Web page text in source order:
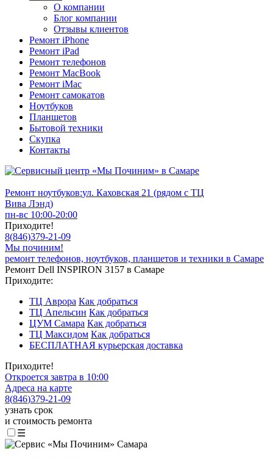
О компании
Блог компании
Отзывы клиентов
Ремонт iPhone
Ремонт iPad
Ремонт телефонов
Ремонт MacBook
Ремонт iMac
Ремонт самокатов
Ноутбуков
Планшетов
Бытовой техники
Скупка
Контакты
Ремонт ноутбуков:ул. Каховская 21 (рядом с ТЦ
Вива Лэнд)
пн-вс 10:00-20:00
Приходите!
8(846)379-21-09
Мы починим!
ремонт телефонов, ноутбуков, планшетов и техники в Самаре
Ремонт Dell INSPIRON 3157 в Самаре
Приходите:
ТЦ Аврора Как добраться
ТЦ Апельсин Как добраться
ЦУМ Самара Как добраться
ТЦ Максидом Как добраться
БЕСПЛАТНАЯ курьерская доставка
Приходите!
Откроется завтра в 10:00
Адреса на карте
8(846)379-21-09
узнать срок
и стоимость ремонта
☰